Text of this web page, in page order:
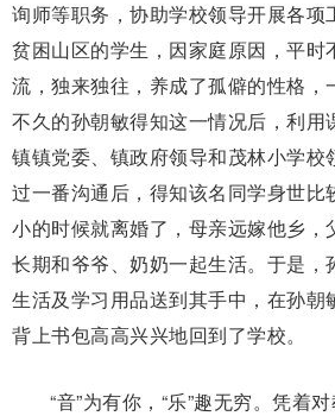
询师等职务，协助学校领导开展各项
贫困山区的学生，因家庭原因，平时
流，独来独往，养成了孤僻的性格，
不久的孙朝敏得知这一情况后，利用
镇镇党委、镇政府领导和茂林小学校
过一番沟通后，得知该名同学身世比
小的时候就离婚了，母亲远嫁他乡，
长期和爷爷、奶奶一起生活。于是，
生活及学习用品送到其手中，在孙朝
背上书包高高兴兴地回到了学校。
“音”为有你，“乐”趣无穷。凭着